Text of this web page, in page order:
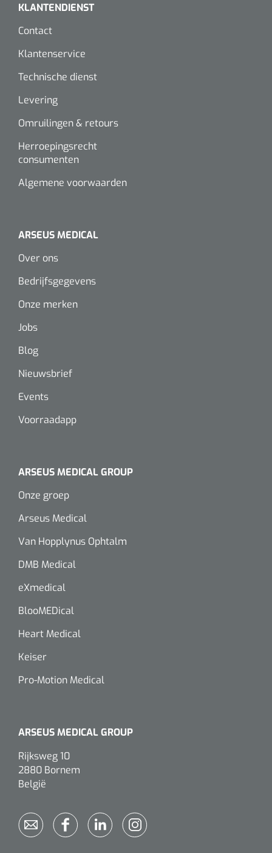
KLANTENDIENST
Contact
Klantenservice
Technische dienst
Levering
Omruilingen & retours
Herroepingsrecht
consumenten
Algemene voorwaarden
ARSEUS MEDICAL
Over ons
Bedrijfsgegevens
Onze merken
Jobs
Blog
Nieuwsbrief
Events
Voorraadapp
ARSEUS MEDICAL GROUP
Onze groep
Arseus Medical
Van Hopplynus Ophtalm
DMB Medical
eXmedical
BlooMEDical
Heart Medical
Keiser
Pro-Motion Medical
ARSEUS MEDICAL GROUP
Rijksweg 10
2880 Bornem
België